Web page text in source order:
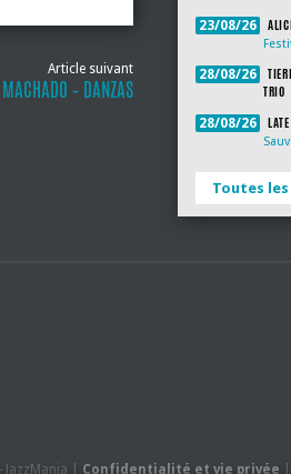
Article suivant
– DANZAS
23/08/26
28/08/26
TRIO
28/08/26
Toutes
| Confidentialité et vie privée